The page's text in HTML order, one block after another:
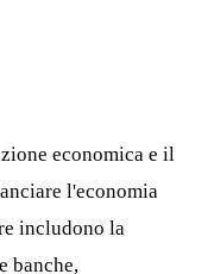
economica e il
l'economia
includono la
banche,